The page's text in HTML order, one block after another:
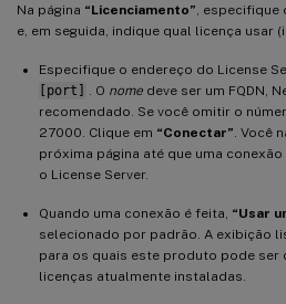
Na página “Licenciamento” ,
e, em seguida, indique qual licença usar
Especifique o endereço do License
[port]
. O nomedeve ser um FQDN,
recomendado. Se você omitir o
27000. Clique em “Conectar” . Você
próxima página até que uma
o License Server.
Quando uma conexão é feita, “Usar
selecionado por padrão. A exibição
para os quais este produto pode ser
licenças atualmente instaladas.